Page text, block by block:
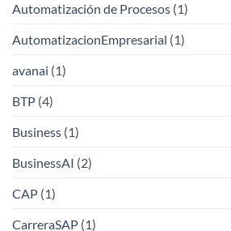
Automatización de Procesos (1)
AutomatizacionEmpresarial (1)
avanai (1)
BTP (4)
Business (1)
BusinessAI (2)
CAP (1)
CarreraSAP (1)